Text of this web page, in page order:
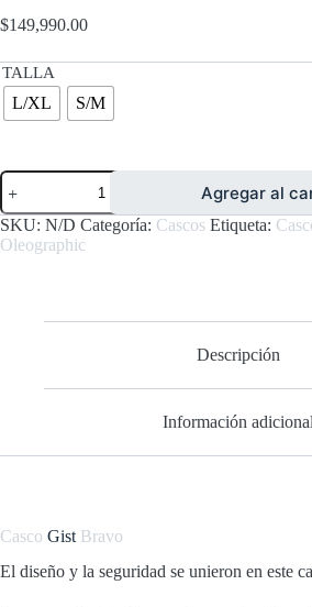
$149,990.00
TALLA
L/XL S/M
Casco
Gist
Bravo
Oleographic
cantidad
Agregar al
SKU: N/D Categoría: Cascos Etiqueta:
Oleographic
Descripción
Información adicional
Casco Gist Bravo
El diseño y la seguridad se unieron en este